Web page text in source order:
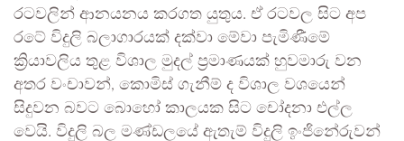
රටවලින් ආනයනය කරගත යුතුය. ඒ රටවල සිට අප
රටේ විදුලි බලාගාරයක් දක්වා මේවා පැමිණීමේ
ක්‍රියාවලිය තුළ විශාල මුදල් ප්‍රමාණයක් හුවමාරු වන
අතර වංචාවන්, කොමිස් ගැනීම් ද විශාල වශයෙන්
සිදුවන බවට බොහෝ කාලයක සිට චෝදනා එල්ල
වෙයි. විදුලි බල මණ්ඩලයේ ඇතැම් විදුලි ඉංජිනේරුවන්